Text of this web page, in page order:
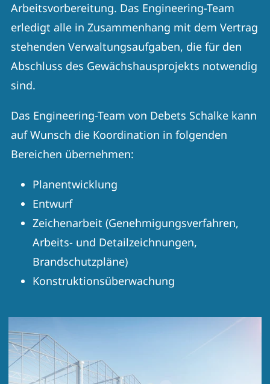
Arbeitsvorbereitung. Das Engineering-Team
erledigt alle in Zusammenhang mit dem Vertrag
stehenden Verwaltungsaufgaben, die für den
Abschluss des Gewächshausprojekts notwendig
sind.
Das Engineering-Team von Debets Schalke kann
auf Wunsch die Koordination in folgenden
Bereichen übernehmen:
Planentwicklung
Entwurf
Zeichenarbeit (Genehmigungsverfahren,
Arbeits- und Detailzeichnungen,
Brandschutzpläne)
Konstruktionsüberwachung